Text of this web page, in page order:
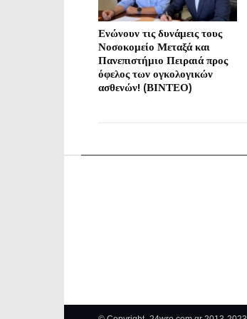
Ενώνουν τις δυνάμεις τους
Νοσοκομείο Μεταξά και
Πανεπιστήμιο Πειραιά προς
όφελος των ογκολογικών
ασθενών! (ΒΙΝΤΕΟ)